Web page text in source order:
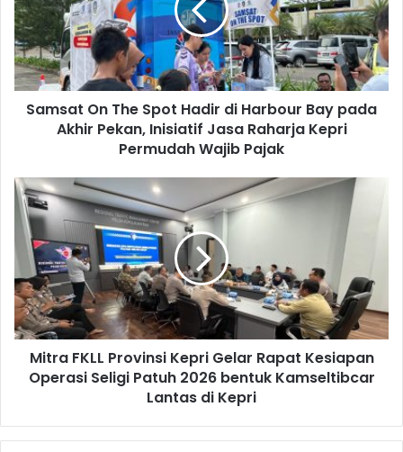
Samsat On The Spot Hadir di Harbour Bay pada
Akhir Pekan, Inisiatif Jasa Raharja Kepri
Permudah Wajib Pajak
Mitra FKLL Provinsi Kepri Gelar Rapat Kesiapan
Operasi Seligi Patuh 2026 bentuk Kamseltibcar
Lantas di Kepri